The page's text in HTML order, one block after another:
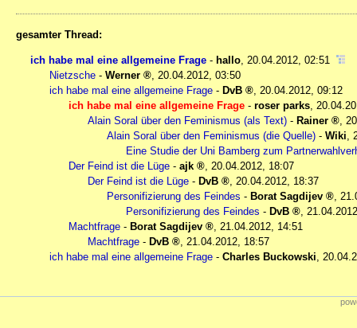
gesamter Thread:
ich habe mal eine allgemeine Frage - hallo, 20.04.2012, 02:51
Nietzsche - Werner , 20.04.2012, 03:50
ich habe mal eine allgemeine Frage - DvB , 20.04.2012, 09:12
ich habe mal eine allgemeine Frage - roser parks,
Alain Soral über den Feminismus (als Text) - Rainer ,
Alain Soral über den Feminismus (die Quelle) - Wiki,
Eine Studie der Uni Bamberg zum
Der Feind ist die Lüge - ajk , 20.04.2012, 18:07
Der Feind ist die Lüge - DvB , 20.04.2012, 18:37
Personifizierung des Feindes - Borat Sagdijev ,
Personifizierung des Feindes - DvB ,
Machtfrage - Borat Sagdijev , 21.04.2012, 14:51
Machtfrage - DvB , 21.04.2012, 18:57
ich habe mal eine allgemeine Frage - Charles Buckowski,